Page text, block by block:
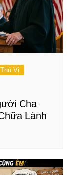
Thú Vị
Cha
Lành